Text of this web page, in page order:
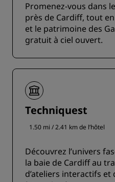
Promenez-vous dans
près de Cardiff, tout
et le patrimoine des
gratuit à ciel ouvert.
Techniquest
1.50 mi / 2.41 km de l’hôtel
Découvrez l’univers
la baie de Cardiff au
d’ateliers interactifs et